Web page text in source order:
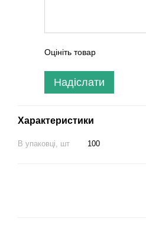
Оцініть товар
Надіслати
Характеристики
В упаковці, шт 100